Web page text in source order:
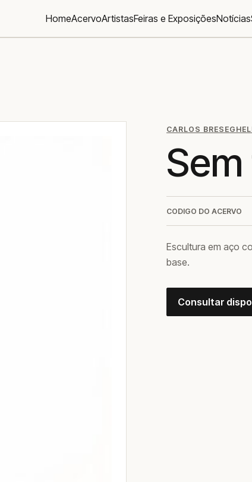
HomeAcervoArtistasFeiras e ExposiçõesNotícias
CARLOS
CODIGO DO ACERVO
Escultura em aço
base.
Consultar